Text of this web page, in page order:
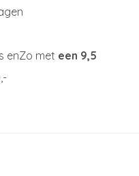
enZo met een 9,5